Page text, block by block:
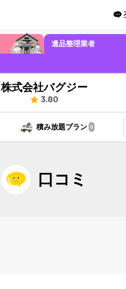
遺品整理業者
株式会社バグジー
3.80
積み放題プラン 0
口コミ